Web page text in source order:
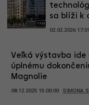
sa blíži k
02.02.2026
Veľká výstavba ide
úplnému
Magnolie
08.12.2025 15:00:00 SIMONA